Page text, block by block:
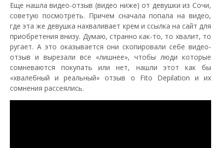
Еще нашла видео-отзыв (видео ниже) от девушки из Сочи,
советую посмотреть. Причем сначала попала на видео,
где эта же девушка нахваливает крем и ссылка на сайт для
приобретения внизу. Думаю, странно как-то, то хвалит, то
ругает. А это оказывается они скопировали себе видео-
отзыв и вырезали все «лишнее», чтобы люди которые
сомневаются покупать или нет, нашли этот как бы
«хвалебный и реальный» отзыв о Fito Depilation и их
сомнения рассеялись.